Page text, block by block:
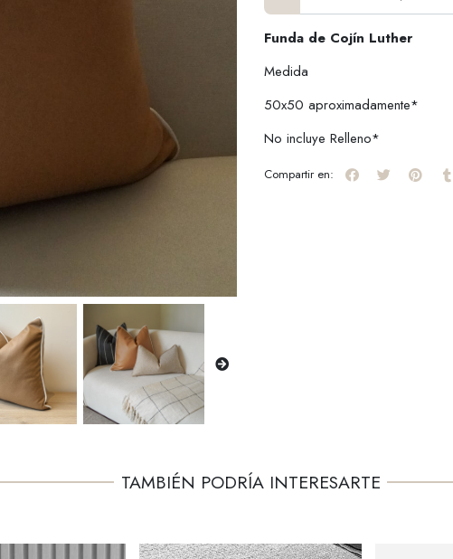
Funda de Cojín Luther
Medida
50x50 aproximadamente*
No incluye Relleno*
Compartir en:
TAMBIÉN PODRÍA INTERESARTE